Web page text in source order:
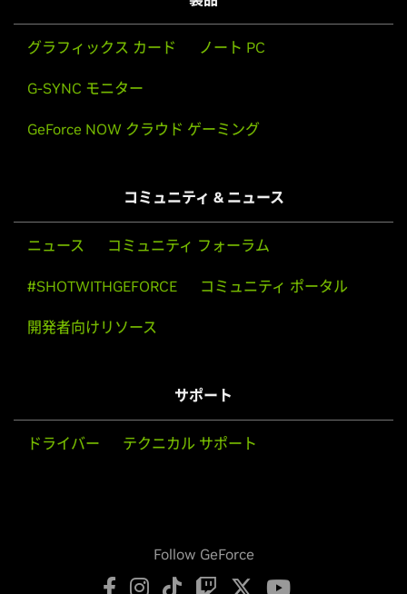
グラフィックス カード ノート PC
G-SYNC モニター
GeForce NOW クラウド ゲーミング
コミュニティ & ニュース
ニュース コミュニティ フォーラム
#SHOTWITHGEFORCE コミュニティ ポータル
開発者向けリソース
サポート
ドライバー テクニカル サポート
Follow GeForce